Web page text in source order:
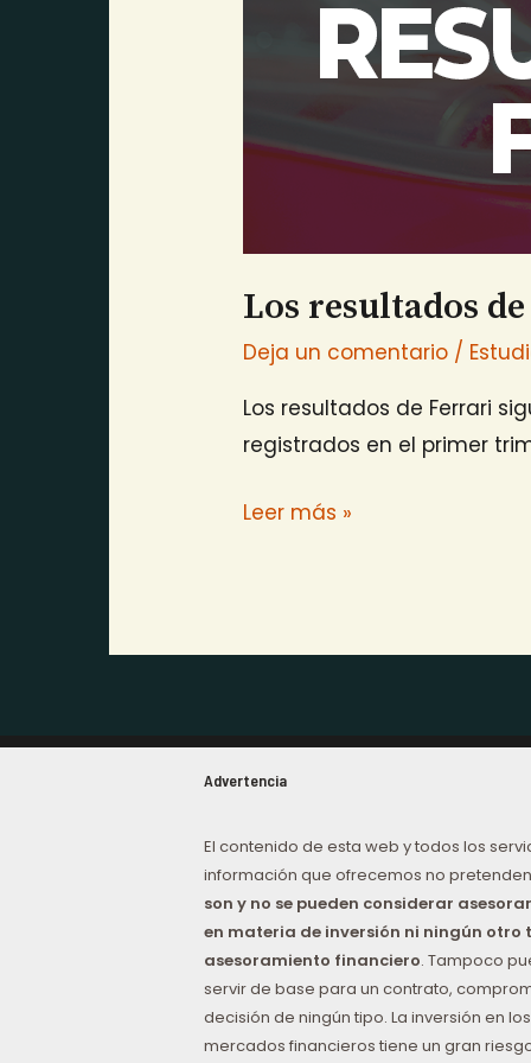
Los resultados
Deja un comentario /
Los resultados de Ferrari
registrados en el primer
Leer más »
Advertencia
El contenido de esta web y todos los
información que ofrecemos no
son y no se pueden considerar
en materia de inversión ni ningún otro
asesoramiento financiero. Tampoco
servir de base para un contrato,
decisión de ningún tipo. La inversión en los
mercados financieros tiene un gran